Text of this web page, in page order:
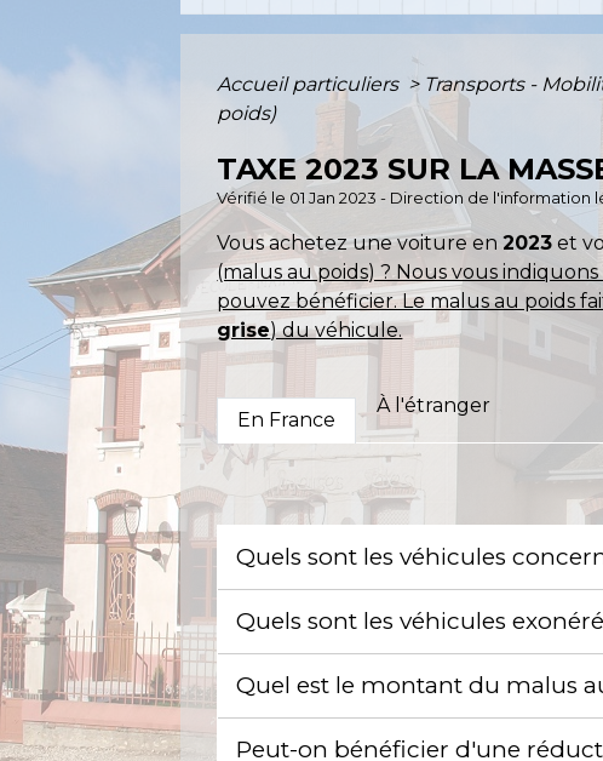
Accueil particuliers > Transports -
poids)
TAXE 2023 SUR LA
Vérifié le 01 Jan 2023 - Direction de
Vous achetez une voiture en2023 et
(malus au poids) ? Nous vous indiquons
pouvez bénéficier. Le malus au poids
grise) du véhicule.
En France
À l'étranger
Quels sont les véhicules
Quels sont les véhicules
Quel est le montant du malus
Peut-on bénéficier d'une